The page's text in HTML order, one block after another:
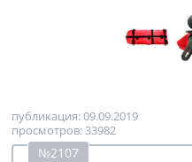
публикация: 09.09.2019
просмотров: 33982
№2107